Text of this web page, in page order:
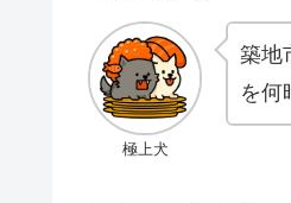
極上犬
築地
を何